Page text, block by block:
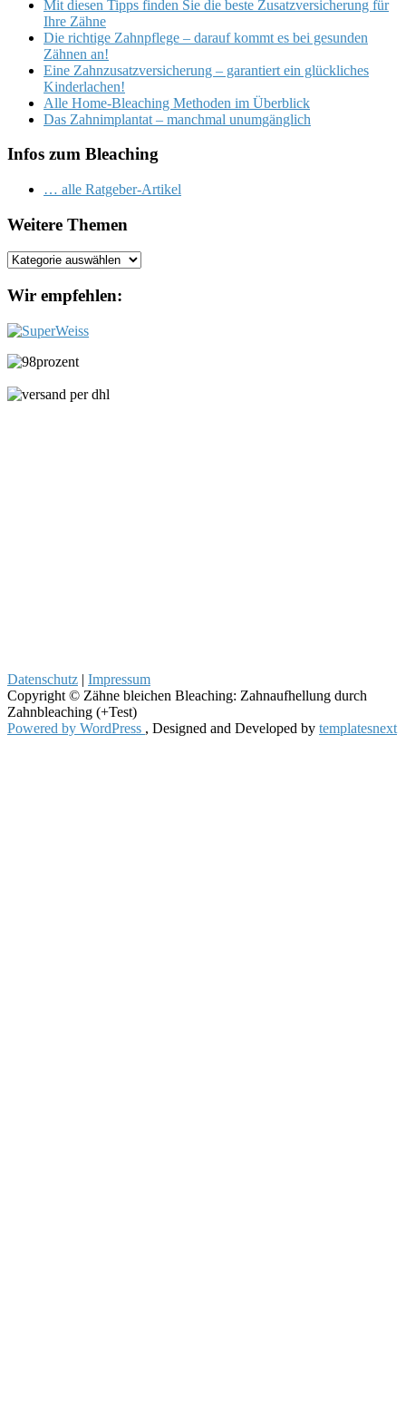
Mit diesen Tipps finden Sie die beste Zusatzversicherung für
Ihre Zähne
Die richtige Zahnpflege – darauf kommt es bei gesunden
Zähnen an!
Eine Zahnzusatzversicherung – garantiert ein glückliches
Kinderlachen!
Alle Home-Bleaching Methoden im Überblick
Das Zahnimplantat – manchmal unumgänglich
Infos zum Bleaching
… alle Ratgeber-Artikel
Weitere Themen
Weitere
Wir empfehlen:
Datenschutz | Impressum
Copyright © Zähne bleichen Bleaching: Zahnaufhellung durch
Zahnbleaching (+Test)
Powered by WordPress , Designed and Developed by templatesnext